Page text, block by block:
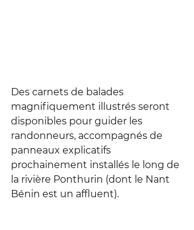
Des carnets de balades
magnifiquement illustrés seront
disponibles pour guider les
randonneurs, accompagnés de
panneaux explicatifs
prochainement installés le long de
la rivière Ponthurin (dont le Nant
Bénin est un affluent).